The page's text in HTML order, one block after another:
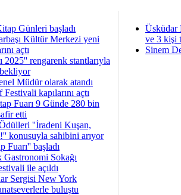
Günleri başladı
Kültür Merkezi yeni
açtı
2025'' rengarenk stantlarıyla
Müdür olarak atandı
kapılarını açtı
Fuarı 9 Günde 280 bin
etti
''İradeni Kuşan,
konusuyla sahibini arıyor
Fuarı'' başladı
Sokağı
ile açıldı
Sergisi New York
buluştu
Üsküdar
ve 3 kişi
Sinem